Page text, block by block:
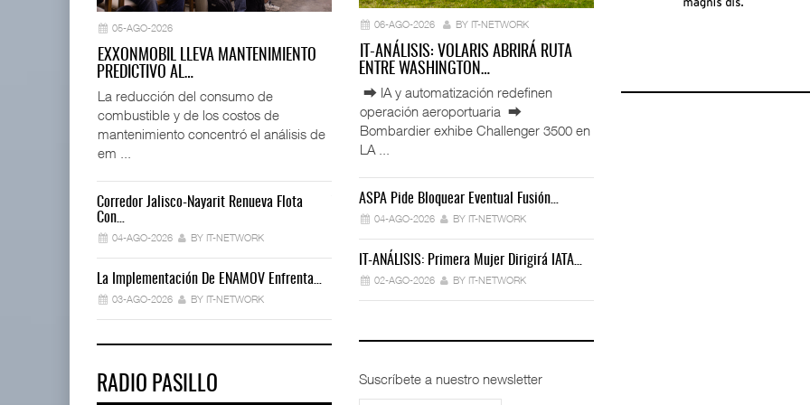
05-AGO-2026
EXXONMOBIL LLEVA MANTENIMIENTO
PREDICTIVO AL…
La reducción del consumo de
combustible y de los costos de
mantenimiento concentró el análisis de
em ...
Corredor Jalisco-Nayarit Renueva Flota
Con…
04-AGO-2026 BY IT-NETWORK
La Implementación De ENAMOV Enfrenta…
03-AGO-2026 BY IT-NETWORK
Trump Revoca Miles De Licencias…
02-AGO-2026 BY IT-NETWORK
Déficit De Operadores Cambia Estrategia…
30-JUL-2026 BY IT-NETWORK
TRAXION Reestructura Negocio De Carga…
RADIO PASILLO
06-AGO-2026 BY IT-NETWORK
IT-ANÁLISIS: VOLARIS ABRIRÁ RUTA
ENTRE WASHINGTON…
⮕ IA y automatización redefinen
operación aeroportuaria ⮕
Bombardier exhibe Challenger 3500 en
LA ...
ASPA Pide Bloquear Eventual Fusión…
04-AGO-2026 BY IT-NETWORK
IT-ANÁLISIS: Primera Mujer Dirigirá IATA…
02-AGO-2026 BY IT-NETWORK
Suscríbete a nuestro newsletter